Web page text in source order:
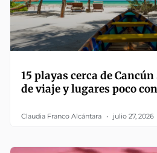
15 playas cerca de
de viaje y lugares poco
Claudia Franco Alcántara julio 27, 2026